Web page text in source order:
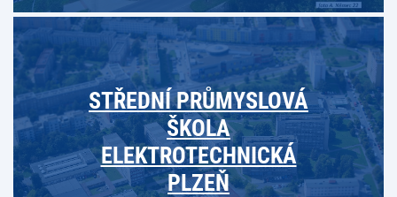
STŘEDNÍ PRŮMYSLOVÁ
ŠKOLA
ELEKTROTECHNICKÁ
PLZEŇ